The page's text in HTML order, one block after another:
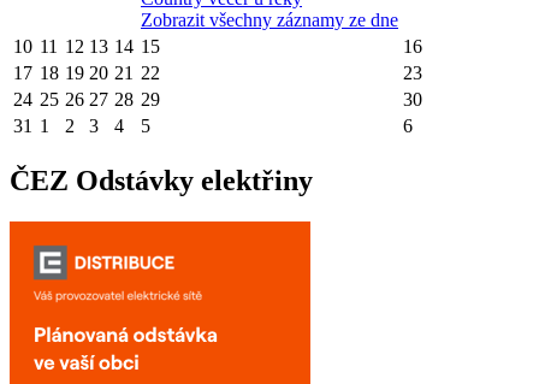
Zobrazit všechny záznamy ze dne
10 11 12 13 14 15
16
17 18 19 20 21 22
23
24 25 26 27 28 29
30
31 1 2 3 4 5 6
ČEZ Odstávky elektřiny